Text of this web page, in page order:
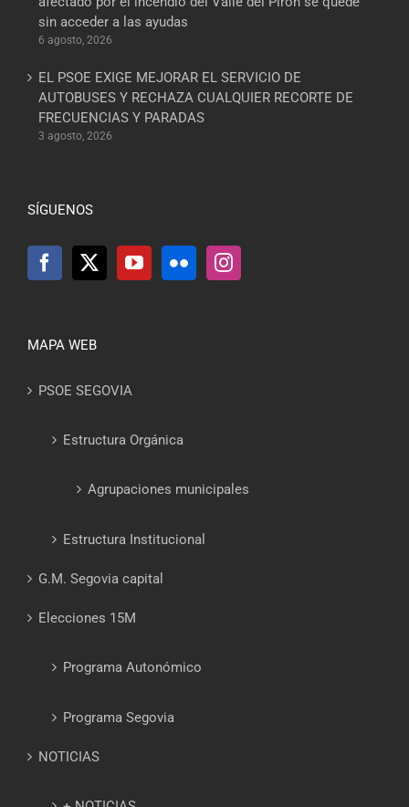
sin acceder a las ayudas
6 agosto, 2026
EL PSOE EXIGE MEJORAR EL SERVICIO DE
AUTOBUSES Y RECHAZA CUALQUIER RECORTE DE
FRECUENCIAS Y PARADAS
3 agosto, 2026
SÍGUENOS
MAPA WEB
PSOE SEGOVIA
Estructura Orgánica
Agrupaciones municipales
Estructura Institucional
G.M. Segovia capital
Elecciones 15M
Programa Autonómico
Programa Segovia
NOTICIAS